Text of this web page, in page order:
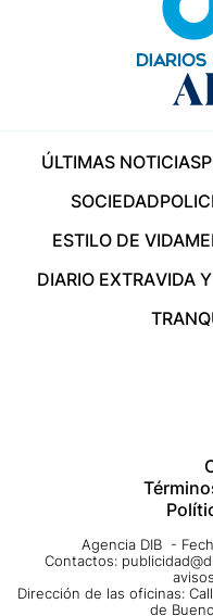
ÚLTIMAS NOTICIAS
SOCIEDAD
ESTILO DE VIDA
DIARIO EXTRAVIDA
Agencia DIB -
Contactos:
Dirección de las oficinas:
de